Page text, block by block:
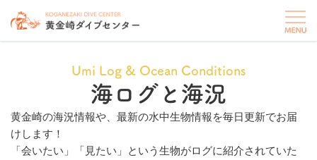
Umi Log & Ocean Conditions
海ログと海況
黄金崎の海況情報や、最新の水中生物情報を毎日更新でお届
けします！
「会いたい」「見たい」という生物がログに紹介されていた